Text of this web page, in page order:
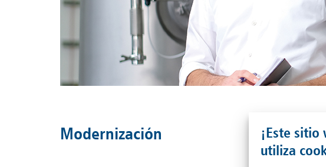
Modernización
¡Este sitio
utiliza